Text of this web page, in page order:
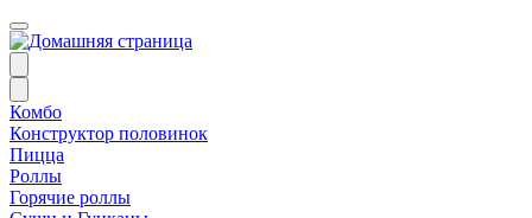
Комбо
Конструктор половинок
Пицца
Роллы
Горячие роллы